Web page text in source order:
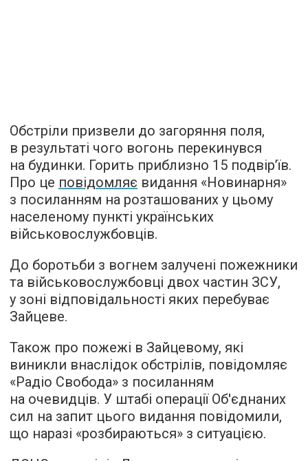
Обстріли призвели до загоряння поля,
в результаті чого вогонь перекинувся
на будинки. Горить приблизно 15 подвір’їв.
Про це повідомляє видання «Новинарня»
з посиланням на розташованих у цьому
населеному пункті українських
військовослужбовців.
До боротьби з вогнем залучені пожежники
та військовослужбовці двох частин ЗСУ,
у зоні відповідальності яких перебуває
Зайцеве.
Також про пожежі в Зайцевому, які
виникли внаслідок обстрілів, повідомляє
«Радіо Свобода» з посиланням
на очевидців. У штабі операції Об'єднаних
сил на запит цього видання повідомили,
що наразі «розбираються» з ситуацією.